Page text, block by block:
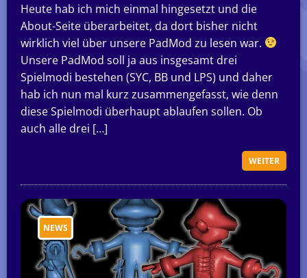
Heute hab ich mich einmal hingesetzt und die
About-Seite überarbeitet, da dort bisher nicht
wirklich viel über unsere PadMod zu lesen war.
Unsere PadMod soll ja aus insgesamt drei
Spielmodi bestehen (SYC, BB und LPS) und daher
hab ich nun mal kurz zusammengefasst, wie denn
diese Spielmodi überhaupt ablaufen sollen. Ob
auch alle drei […]
WEITER
NEWS